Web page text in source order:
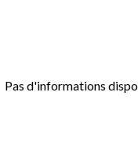
Pas d'informations